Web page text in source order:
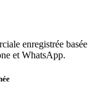
enregistrée basée
et WhatsApp.